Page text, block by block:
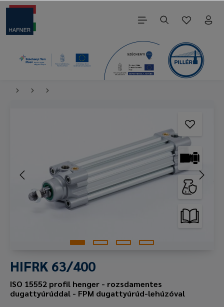
HIFRK 63/400
ISO 15552 profil henger - rozsdamentes
dugattyúrúddal - FPM dugattyúrúd-lehúzóval